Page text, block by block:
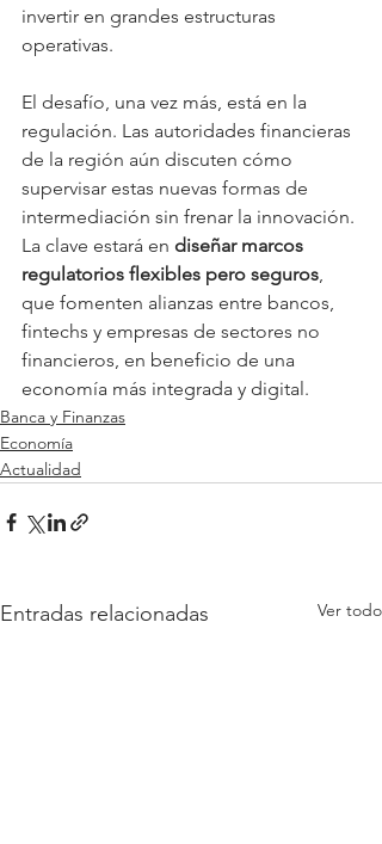
invertir en grandes estructuras
operativas.
El desafío, una vez más, está en la
regulación. Las autoridades financieras
de la región aún discuten cómo
supervisar estas nuevas formas de
intermediación sin frenar la innovación.
La clave estará en diseñar marcos
regulatorios flexibles pero seguros
que fomenten alianzas entre bancos,
fintechs y empresas de sectores no
financieros, en beneficio de una
economía más integrada y digital.
Banca y Finanzas
Economía
Actualidad
Entradas relacionadas Ver todo